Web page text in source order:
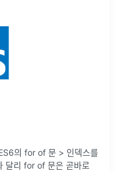
달리 for of 문은 곧바로